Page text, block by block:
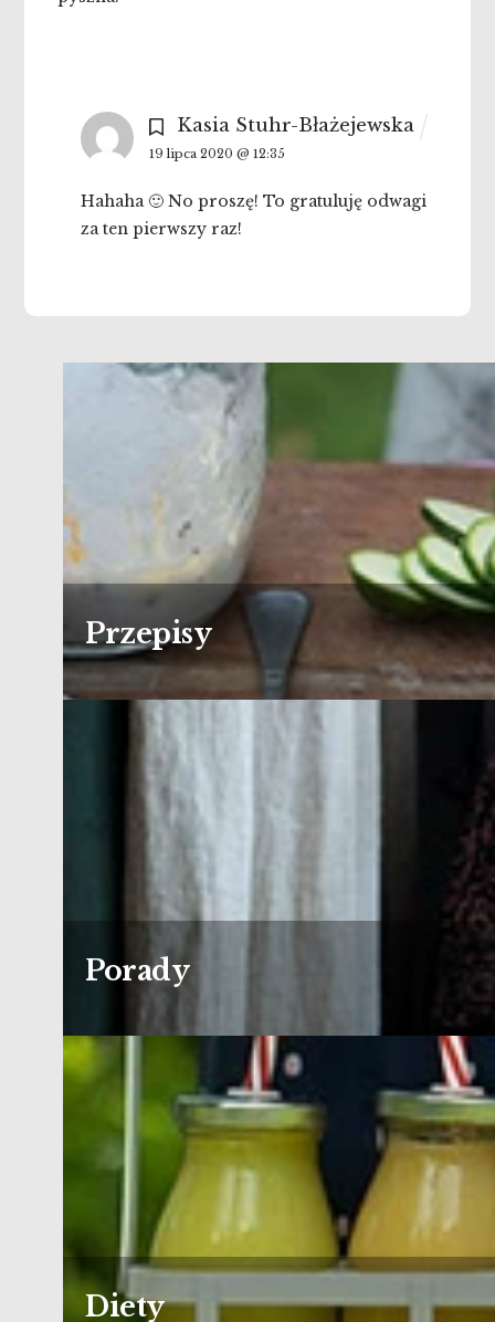
Kasia Stuhr-Błażejewska
19 lipca 2020 @ 12:35
Hahaha 🙂 No proszę! To gratuluję odwagi
za ten pierwszy raz!
Przepisy
Porady
Diety